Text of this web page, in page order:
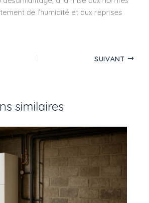
de l’humidité et aux reprises
SUIVANT
similaires